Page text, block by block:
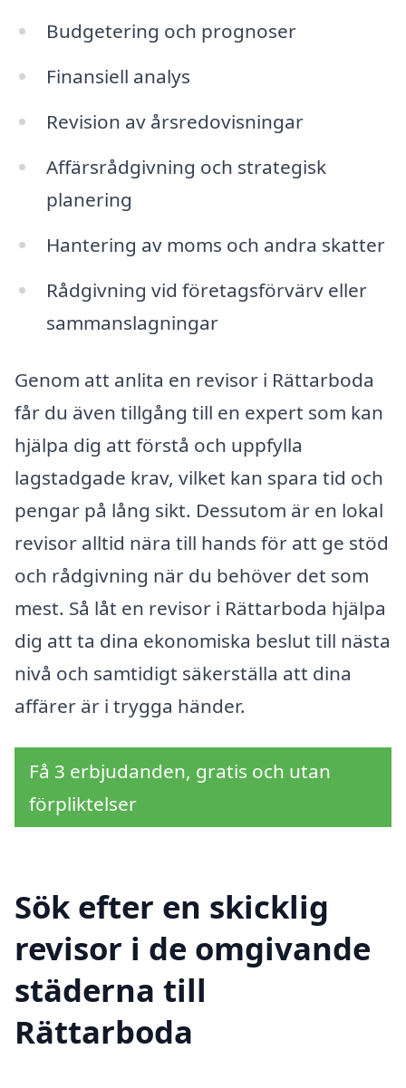
Budgetering och prognoser
Finansiell analys
Revision av årsredovisningar
Affärsrådgivning och strategisk
planering
Hantering av moms och andra skatter
Rådgivning vid företagsförvärv eller
sammanslagningar
Genom att anlita en revisor i Rättarboda
får du även tillgång till en expert som kan
hjälpa dig att förstå och uppfylla
lagstadgade krav, vilket kan spara tid och
pengar på lång sikt. Dessutom är en lokal
revisor alltid nära till hands för att ge stöd
och rådgivning när du behöver det som
mest. Så låt en revisor i Rättarboda hjälpa
dig att ta dina ekonomiska beslut till nästa
nivå och samtidigt säkerställa att dina
affärer är i trygga händer.
Få 3 erbjudanden, gratis och utan
förpliktelser
Sök efter en skicklig
revisor i de omgivande
städerna till
Rättarboda